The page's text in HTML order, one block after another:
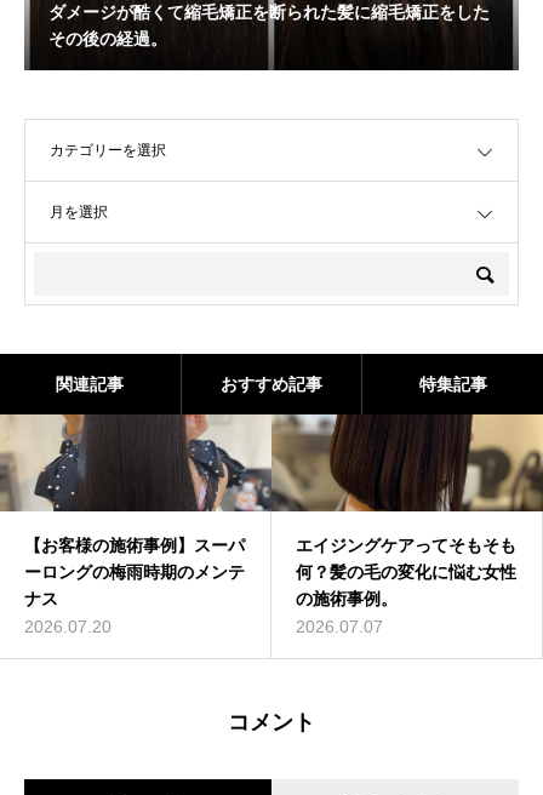
ダメージが酷くて縮毛矯正を断られた髪に縮毛矯正をした
その後の経過。
関連記事 おすすめ記事 特集記事
【お客様の施術事例】スーパ
ーロングの梅雨時期のメンテ
ナス
2026.07.20
エイジングケアってそもそも
何？髪の毛の変化に悩む女性
の施術事例。
2026.07.07
コメント